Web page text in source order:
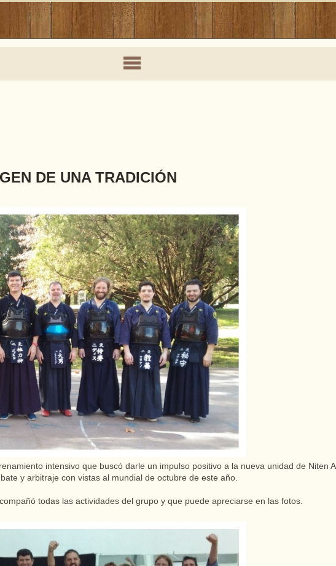
DE UNA TRADICIÓN
intensivo que buscó darle un impulso positivo a la nueva unidad de Niten
y arbitraje con vistas al mundial de octubre de este año.
todas las actividades del grupo y que puede apreciarse en las fotos.